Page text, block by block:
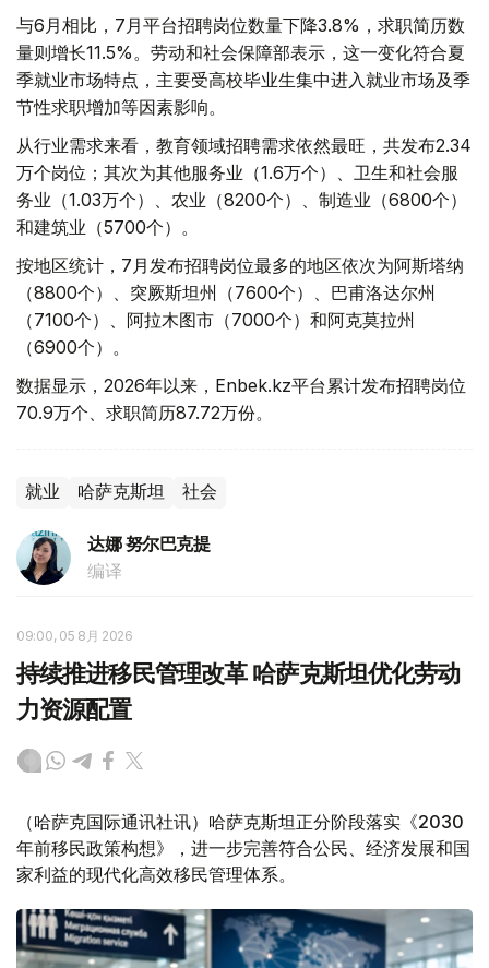
与6月相比，7月平台招聘岗位数量下降3.8%，求职简历数
量则增长11.5%。劳动和社会保障部表示，这一变化符合夏
季就业市场特点，主要受高校毕业生集中进入就业市场及季
节性求职增加等因素影响。
从行业需求来看，教育领域招聘需求依然最旺，共发布2.34
万个岗位；其次为其他服务业（1.6万个）、卫生和社会服
务业（1.03万个）、农业（8200个）、制造业（6800个）
和建筑业（5700个）。
按地区统计，7月发布招聘岗位最多的地区依次为阿斯塔纳
（8800个）、突厥斯坦州（7600个）、巴甫洛达尔州
（7100个）、阿拉木图市（7000个）和阿克莫拉州
（6900个）。
数据显示，2026年以来，Enbek.kz平台累计发布招聘岗位
70.9万个、求职简历87.72万份。
就业 哈萨克斯坦 社会
达娜 努尔巴克提
编译
09:00, 05 8月 2026
持续推进移民管理改革 哈萨克斯坦优化劳动
力资源配置
（哈萨克国际通讯社讯）哈萨克斯坦正分阶段落实《2030
年前移民政策构想》，进一步完善符合公民、经济发展和国
家利益的现代化高效移民管理体系。